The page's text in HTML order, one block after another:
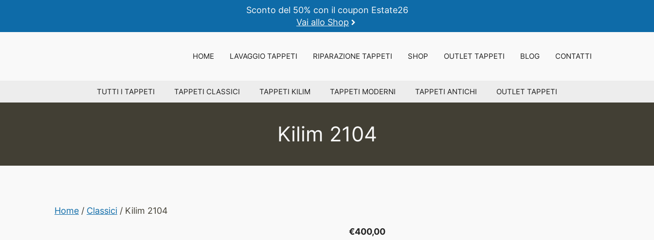
contenuto
Sconto del 50% con il coupon Estate26
Vai allo Shop
HOME LAVAGGIO TAPPETI RIPARAZIONE TAPPETI SHOP OUTLET TAPPETI BLOG CONTATTI
TUTTI I TAPPETI TAPPETI CLASSICI TAPPETI KILIM TAPPETI MODERNI TAPPETI ANTICHI OUTLET TAPPETI
Kilim 2104
Home / Classici / Kilim 2104
€400,00